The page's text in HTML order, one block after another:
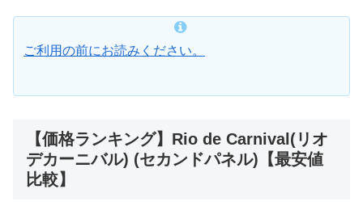
ご利用の前にお読みください。
【価格ランキング】Rio de Carnival(リオ
デカーニバル) (セカンドパネル)【最安値
比較】